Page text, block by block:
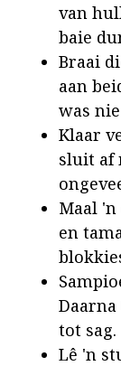
van
baie
Braai
aan
was
Klaar
sluit af
Maal
en
tot sag.
Lê 'n